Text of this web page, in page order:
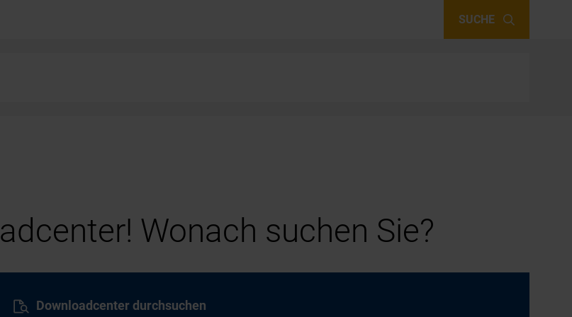
SUCHE
Wonach suchen Sie?
Downloadcenter durchsuchen